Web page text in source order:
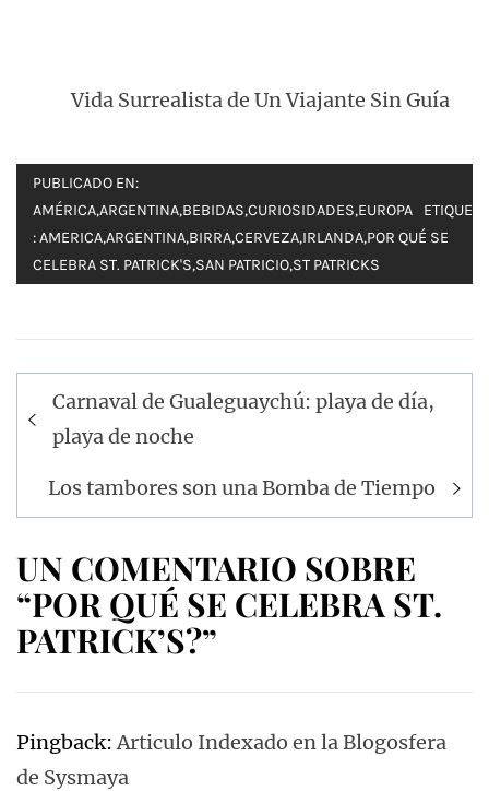
Vida Surrealista de Un Viajante Sin Guía
PUBLICADO EN:
AMÉRICA,ARGENTINA,BEBIDAS,CURIOSIDADES,EUROPA
:AMERICA,ARGENTINA,BIRRA,CERVEZA,IRLANDA,POR QUÉ SE
CELEBRA ST. PATRICK'S,SAN PATRICIO,ST PATRICKS
Navegación
de
entradas
Carnaval de Gualeguaychú: playa de día,
playa de noche
Los tambores son una Bomba de Tiempo
UN COMENTARIO SOBRE
“POR QUÉ SE CELEBRA ST.
PATRICK’S?”
Pingback:Articulo Indexado en la Blogosfera
de Sysmaya